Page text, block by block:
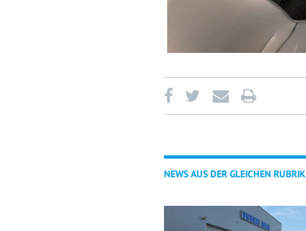
NEWS AUS DER GLEICHEN RUBRIK